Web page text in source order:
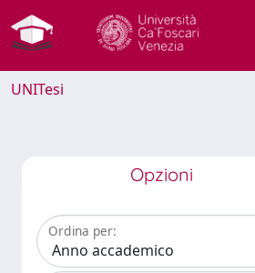
UNITesi
Opzioni
Ordina per: